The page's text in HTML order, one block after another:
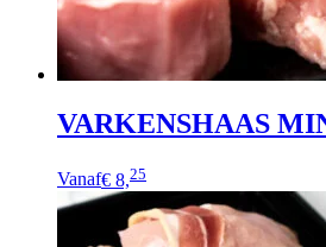
VARKENSHAAS
Vanaf€ 8,25